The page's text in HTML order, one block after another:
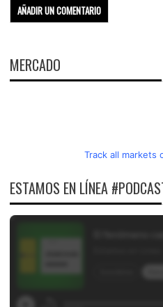
MERCADO
Track all markets
ESTAMOS EN LÍNEA